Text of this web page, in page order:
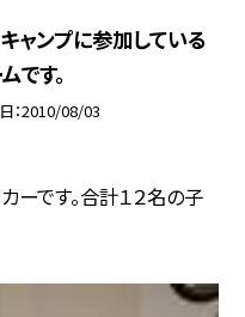
ャンプに参加している
です。
2010/08/03
ーです。合計１２名の子